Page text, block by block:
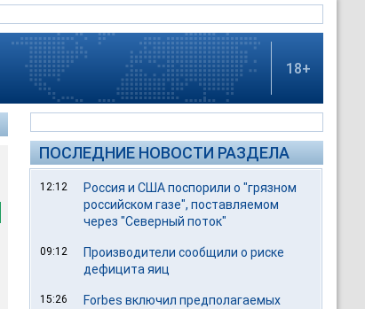
18+
ПОСЛЕДНИЕ НОВОСТИ РАЗДЕЛА
12:12
Россия и США поспорили о "грязном
российском газе", поставляемом
через "Северный поток"
09:12
Производители сообщили о риске
дефицита яиц
15:26
Forbes включил предполагаемых